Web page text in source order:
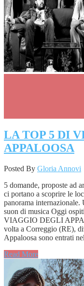
LA TOP 5 DI
APPALOOSA
Posted By Gloria Annovi
5 domande, proposte ad
ci portano a scoprire le
panorama
suon di musica Oggi
VIAGGIO DEGLI
volta a Correggio (RE),
Appaloosa sono entrati
Read More